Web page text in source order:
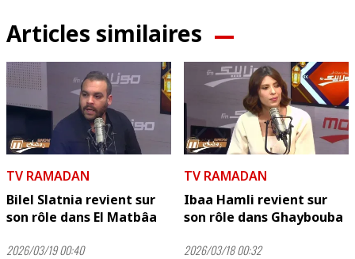
Articles similaires
TV RAMADAN
Bilel Slatnia revient sur
son rôle dans El Matbâa
2026/03/19 00:40
TV RAMADAN
Ibaa Hamli revient sur
son rôle dans Ghaybouba
2026/03/18 00:32